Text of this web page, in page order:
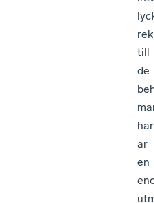
till
de
har
är
en